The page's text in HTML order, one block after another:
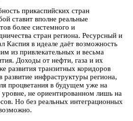
прикаспийских стран
ставит вполне реальные
более системного и
стран региона. Ресурсный и
Каспия в идеале даёт возможность
из привлекательных и весьма
Доходы от нефти, газа и их
развития транзитных коридоров
развитие инфраструктуры региона,
процветания в будущем уже на
не ориентированном лишь на
Но без реальных интеграционных